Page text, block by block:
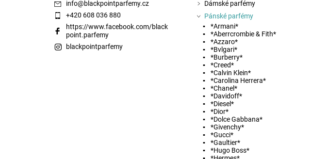
podmínkami ochrany osobních údajů
info@blackpointparfemy.cz
+420 608 036 880
https://www.facebook.com/black
point.parfemy
blackpointparfemy
Dámské parfémy
Pánské parfémy
*Armani*
*Aberrcrombie & Fith*
*Azzaro*
*Bvlgari*
*Burberry*
*Creed*
*Calvin Klein*
*Carolina Herrera*
*Chanel*
*Davidoff*
*Diesel*
*Dior*
*Dolce Gabbana*
*Givenchy*
*Gucci*
*Gaultier*
*Hugo Boss*